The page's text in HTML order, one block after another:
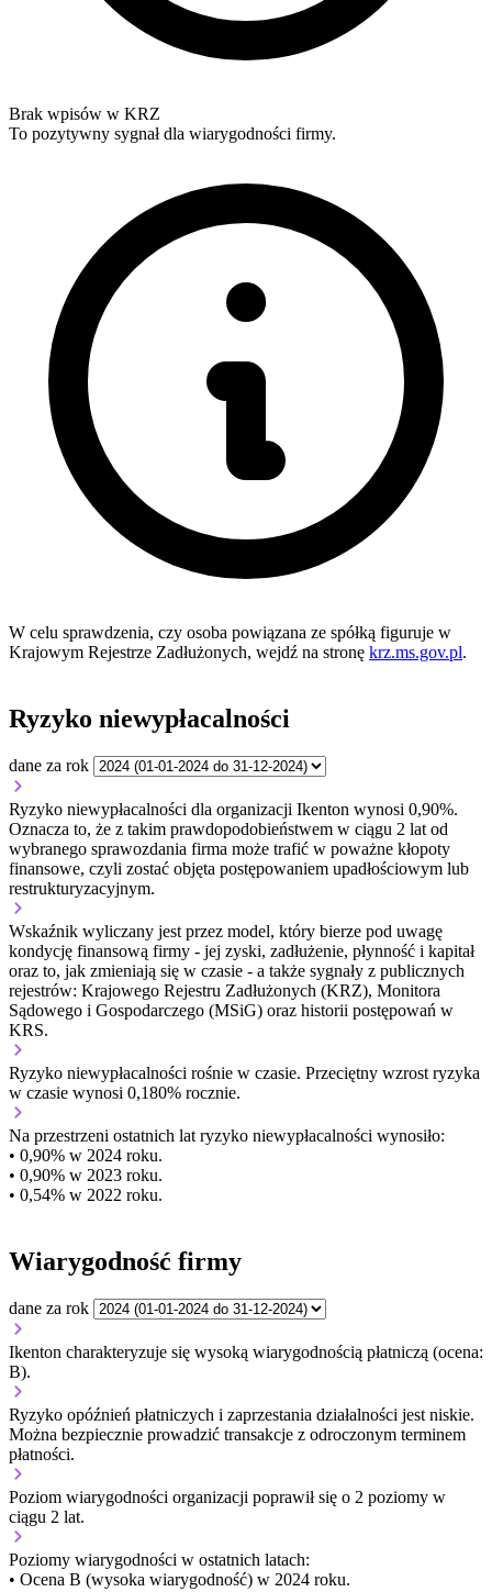
Brak wpisów w KRZ
To pozytywny sygnał dla wiarygodności firmy.
W celu sprawdzenia, czy osoba powiązana ze spółką figuruje w
Krajowym Rejestrze Zadłużonych, wejdź na stronę krz.ms.gov.pl.
Ryzyko niewypłacalności
dane za rok
Ryzyko niewypłacalności dla organizacji Ikenton wynosi 0,90%.
Oznacza to, że z takim prawdopodobieństwem w ciągu 2 lat od
wybranego sprawozdania firma może trafić w poważne kłopoty
finansowe, czyli zostać objęta postępowaniem upadłościowym lub
restrukturyzacyjnym.
Wskaźnik wyliczany jest przez model, który bierze pod uwagę
kondycję finansową firmy - jej zyski, zadłużenie, płynność i kapitał
oraz to, jak zmieniają się w czasie - a także sygnały z publicznych
rejestrów: Krajowego Rejestru Zadłużonych (KRZ), Monitora
Sądowego i Gospodarczego (MSiG) oraz historii postępowań w
KRS.
Ryzyko niewypłacalności rośnie w czasie. Przeciętny wzrost ryzyka
w czasie wynosi 0,180% rocznie.
Na przestrzeni ostatnich lat ryzyko niewypłacalności wynosiło:
• 0,90% w 2024 roku.
• 0,90% w 2023 roku.
• 0,54% w 2022 roku.
Wiarygodność firmy
dane za rok
Ikenton charakteryzuje się wysoką wiarygodnością płatniczą (ocena:
B).
Ryzyko opóźnień płatniczych i zaprzestania działalności jest niskie.
Można bezpiecznie prowadzić transakcje z odroczonym terminem
płatności.
Poziom wiarygodności organizacji poprawił się o 2 poziomy w
ciągu 2 lat.
Poziomy wiarygodności w ostatnich latach:
• Ocena B (wysoka wiarygodność) w 2024 roku.